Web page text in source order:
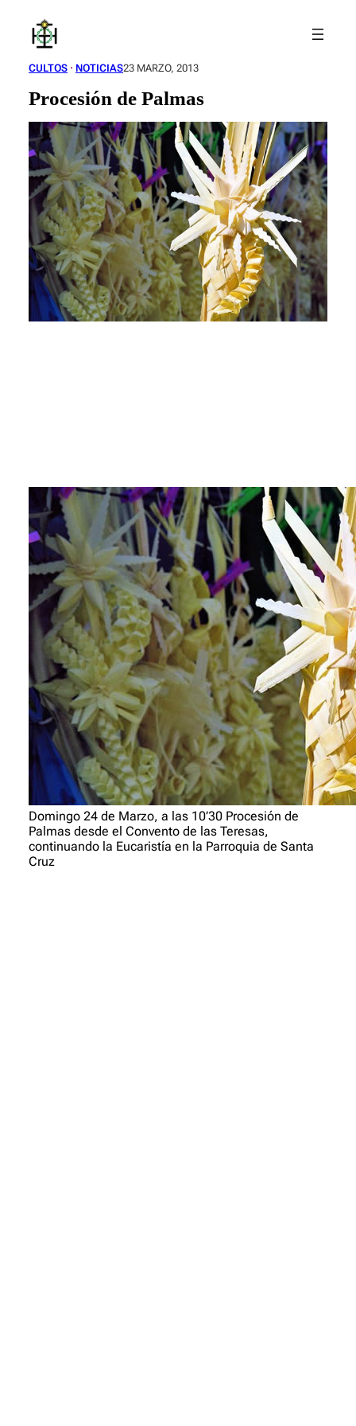
contenido
CULTOS · NOTICIAS23 MARZO, 2013
Procesión de Palmas
Domingo 24 de Marzo, a las 10’30 Procesión de
Palmas desde el Convento de las Teresas,
continuando la Eucaristía en la Parroquia de Santa
Cruz